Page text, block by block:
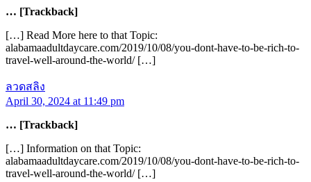
… [Trackback]
[…] Read More here to that Topic:
alabamaadultdaycare.com/2019/10/08/you-dont-have-to-be-rich-to-
travel-well-around-the-world/ […]
ลวดสลิง
April 30, 2024 at 11:49 pm
… [Trackback]
[…] Information on that Topic:
alabamaadultdaycare.com/2019/10/08/you-dont-have-to-be-rich-to-
travel-well-around-the-world/ […]